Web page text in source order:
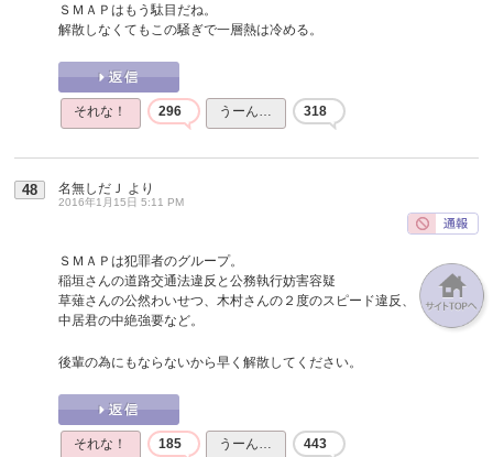
ＳＭＡＰはもう駄目だね。
解散しなくてもこの騒ぎで一層熱は冷める。
それな！ 296 うーん… 318
48 名無しだＪ より
2016年1月15日 5:11 PM
ＳＭＡＰは犯罪者のグループ。
稲垣さんの道路交通法違反と公務執行妨害容疑
草薙さんの公然わいせつ、木村さんの２度のスピード違反、
中居君の中絶強要など。
後輩の為にもならないから早く解散してください。
それな！ 185 うーん… 443